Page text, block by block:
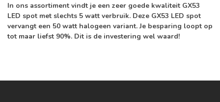
In ons assortiment vindt je een zeer goede kwaliteit GX53
LED spot met slechts 5 watt verbruik. Deze GX53 LED spot
vervangt een 50 watt halogeen variant. Je besparing loopt op
tot maar liefst 90%. Dit is de investering wel waard!